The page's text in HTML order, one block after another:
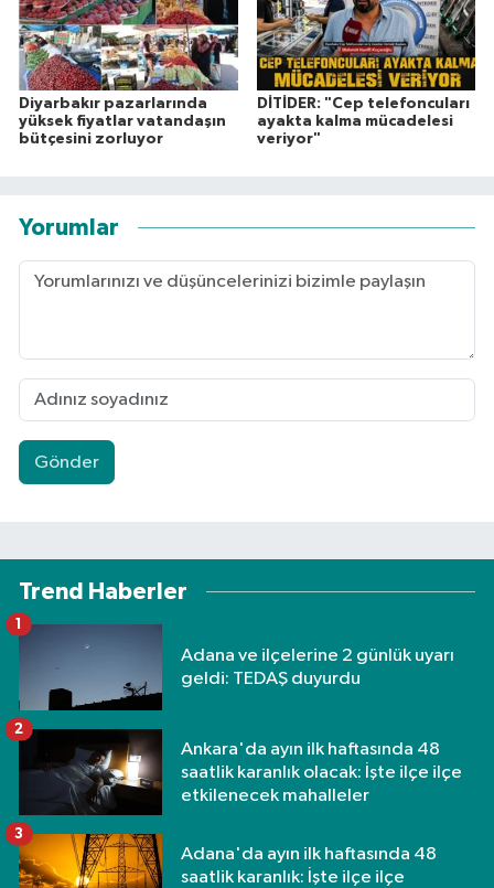
Diyarbakır pazarlarında
yüksek fiyatlar vatandaşın
bütçesini zorluyor
DİTİDER: "Cep telefoncuları
ayakta kalma mücadelesi
veriyor"
Yorumlar
Gönder
Trend Haberler
Adana ve ilçelerine 2 günlük uyarı
geldi: TEDAŞ duyurdu
1
Ankara'da ayın ilk haftasında 48
saatlik karanlık olacak: İşte ilçe ilçe
etkilenecek mahalleler
2
Adana'da ayın ilk haftasında 48
saatlik karanlık: İşte ilçe ilçe
3